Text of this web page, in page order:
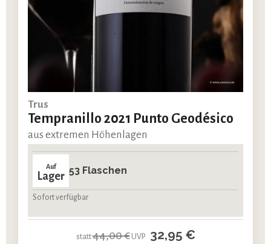
Trus
Tempranillo 2021 Punto Geodésico
aus extremen Höhenlagen
Auf
Lager 53 Flaschen
Sofort verfügbar
statt44,00 €UVP 32,95 €